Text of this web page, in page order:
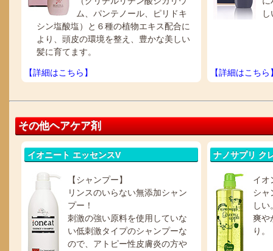
ム、パンテノール、ピリドキ
シン塩酸塩）と６種の植物エキス配合に
より、頭皮の環境を整え、豊かな美しい
髪に育てます。
【詳細はこちら】 【詳細はこちら
その他ヘアケア剤
イオニート エッセンスV
【シャンプー】
リンスのいらない無添加シャン
プー！
刺激の強い原料を使用していな
い低刺激タイプのシャンプーな
ので、アトピー性皮膚炎の方や
ナノサプリ ク
イオ
シャ
し
爽や
り。